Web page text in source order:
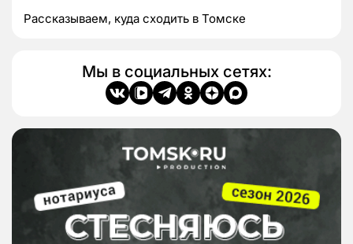
Рассказываем, куда сходить в Томске
Мы в социальных сетях: